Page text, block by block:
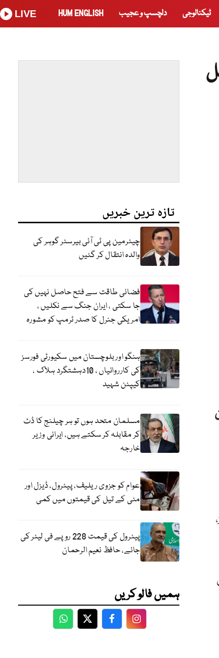
ٹیکنالوجی دلچسپ و عجیب HUM ENGLISH
LIVE
تازہ ترین خبریں
چیئرمین پی ٹی آئی بیرسٹر گوہر کی
والدہ انتقال کر گئیں
فضائی طاقت سے فتح حاصل نہیں کی
جا سکتی ، ایران جنگ سے نکلیں ،
امریکی جنرل کا صدر ٹرمپ کو مشورہ
ہنگو اور بلوچستان میں سکیورٹی فورسز
کی کارروائیاں ، 10دہشتگرد ہلاک ،
کیپٹن شہید
مسلمان متحد ہوں تو ہر چیلنج کا ڈٹ
کر مقابلہ کر سکتے ہیں، ایرانی وزیر
خارجہ
عوام کو جزوی ریلیف، پیٹرول، ڈیزل اور
مٹی کے تیل کی قیمتوں میں کمی
پیٹرول کی قیمت 228 روپے فی لیٹر کی
جائے، حافظ نعیم الرحمان
ہمیں فالو کریں
WhatsApp
TwitterFacebookFacebook